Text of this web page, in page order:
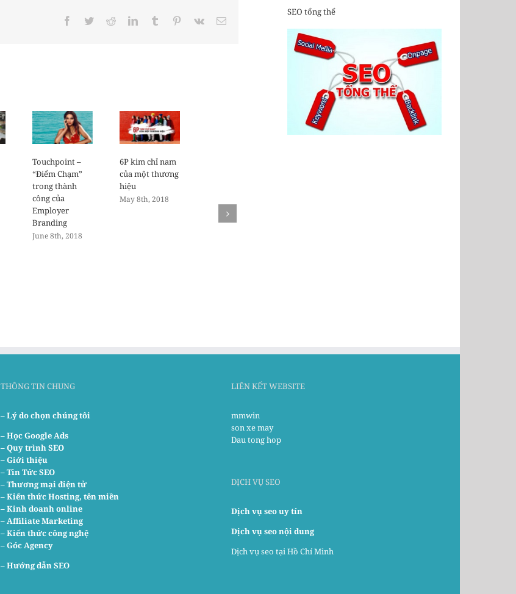
Facebook
TwitterRedditLinkedInTumblr Pinterest
Vk Email
Touchpoint –
“Điểm Chạm”
trong thành
công của
Employer
Branding
June 8th, 2018
6P kim chỉ nam
của một thương
hiệu
May 8th, 2018
SEO tổng thể
THÔNG TIN CHUNG
– Lý do chọn chúng tôi
–Học Google Ads
– Quy trình SEO
– Giới thiệu
– Tin Tức SEO
– Thương mại điện tử
– Kiến thức Hosting, tên miền
– Kinh doanh online
– Affiliate Marketing
– Kiến thức công nghệ
– Góc Agency
–Hướng dẫn SEO
LIÊN KẾT WEBSITE
mmwin
son xe may
Dau tong hop
DỊCH VỤ SEO
Dịch vụ seo uy tín
Dịch vụ seo nội dung
Dịch vụ seo tại Hồ Chí Minh